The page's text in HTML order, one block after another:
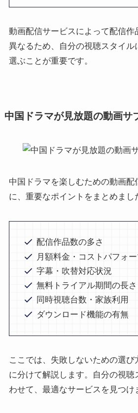
動画配信サービスによって配信作
異なるため、自分の視聴スタイル
選ぶことが重要です。
中国ドラマが見放題の動画サ
中国ドラマを楽しむための動画配
に、重要なポイントをまとめまし
配信作品数の多さ
月額料金・コストパフォ
字幕・吹替対応状況
無料トライアル期間の長さ
同時視聴台数・家族利用
ダウンロード機能の有無
ここでは、失敗しないための選び
に分けて解説します。自分の視聴
わせて、最適なサービスを見つけ